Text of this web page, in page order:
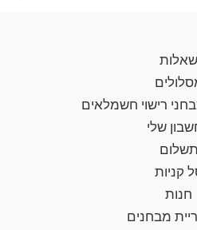
שאלות
רישוי חשמלאים
שלי
תשלום
קניות
חנות
מבחנים